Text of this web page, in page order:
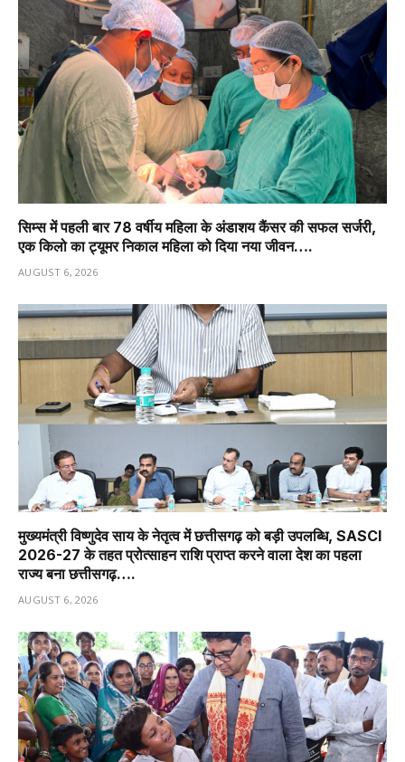
सिम्स में पहली बार 78 वर्षीय महिला के अंडाशय कैंसर की सफल सर्जरी,
एक किलो का ट्यूमर निकाल महिला को दिया नया जीवन….
AUGUST 6, 2026
मुख्यमंत्री विष्णुदेव साय के नेतृत्व में छत्तीसगढ़ को बड़ी उपलब्धि, SASCI
2026-27 के तहत प्रोत्साहन राशि प्राप्त करने वाला देश का पहला
राज्य बना छत्तीसगढ़….
AUGUST 6, 2026